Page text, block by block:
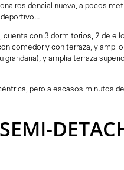
residencial nueva, a pocos
con 3 dormitorios, 2 de
comedor y con terraza, y
grandaria), y amplia terraza
pero a escasos minutos